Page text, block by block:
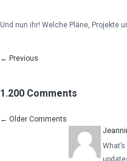
Und nun ihr! Welche Pläne, Projekte
← Previous
1.200 Comments
← Older Comments